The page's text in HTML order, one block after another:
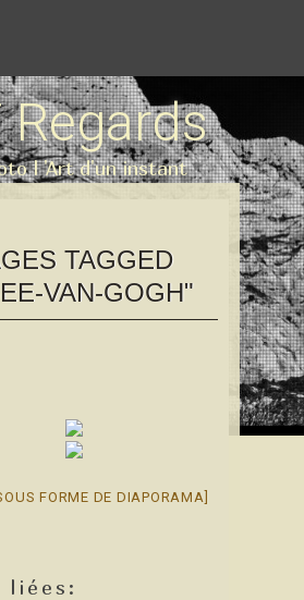
Regards
l 'Art d'un instant
TAGGED
VAN-GOGH"
FORME DE DIAPORAMA]
liées: